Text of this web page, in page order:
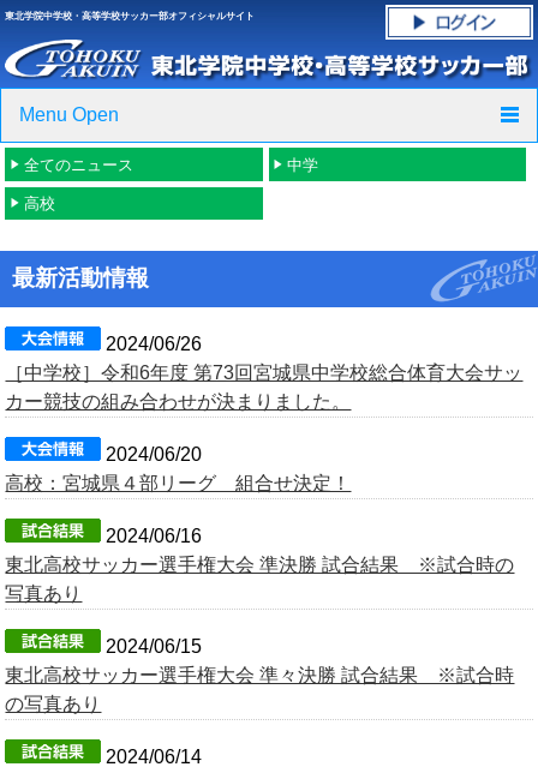
東北学院中学校・高等学校サッカー部オフィシャルサイト
Menu Open
TOP
グラウンド・施設紹介
OB会
全てのニュース 中学
高校
最新活動情報
2024/06/26
［中学校］令和6年度 第73回宮城県中学校総合体育大会サッ
カー競技の組み合わせが決まりました。
2024/06/20
高校：宮城県４部リーグ 組合せ決定！
2024/06/16
東北高校サッカー選手権大会 準決勝 試合結果 ※試合時の
写真あり
2024/06/15
東北高校サッカー選手権大会 準々決勝 試合結果 ※試合時
の写真あり
2024/06/14